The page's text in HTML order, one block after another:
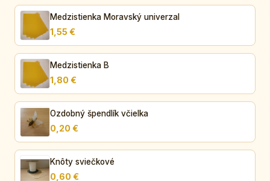
Medzistienka Moravský univerzal
1,55 €
Medzistienka B
1,80 €
Ozdobný špendlík včielka
0,20 €
Knôty sviečkové
0,60 €